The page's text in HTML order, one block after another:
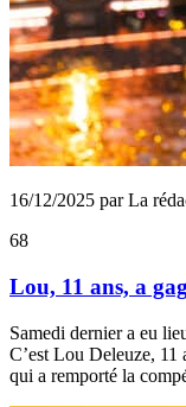
16/12/2025 par La
68
Lou, 11 ans, a
Samedi dernier a eu
C’est Lou Deleuze, 11
qui a remporté la